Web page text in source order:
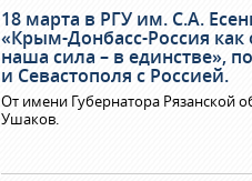
18 марта в РГУ им. С.А.
«Крым-Донбасс-Россия
наша сила – в единстве»,
и Севастополя с Россией.
От имени Губернатора Рязанской
Ушаков.